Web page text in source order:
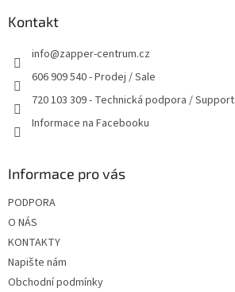
k
Kontakt
info@zapper-centrum.cz
606 909 540 - Prodej / Sale
720 103 309 - Technická podpora / Support
Informace na Facebooku
Informace pro vás
PODPORA
O NÁS
KONTAKTY
Napište nám
Obchodní podmínky